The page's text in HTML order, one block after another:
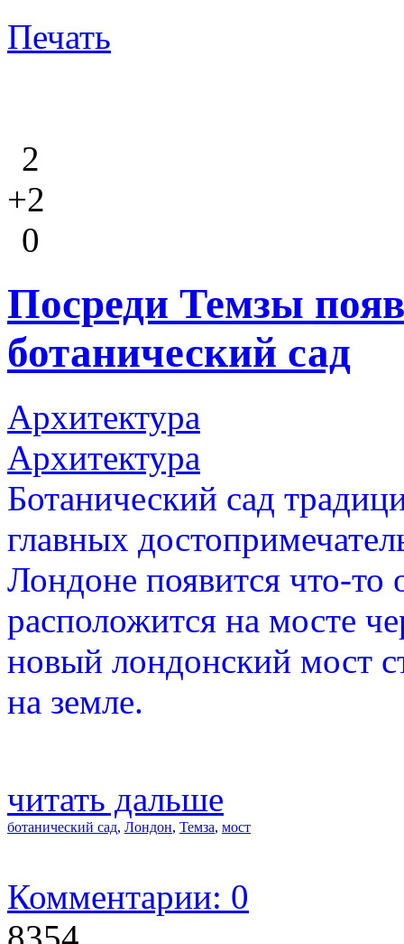
Печать
2
+2
0
Посреди Темзы
ботанический сад
Архитектура
Архитектура
Ботанический сад
главных
Лондоне появится что-то
расположится на мосте
новый лондонский мост
на земле.
читать дальше
ботанический сад, Лондон, Темза, мост
Комментарии: 0